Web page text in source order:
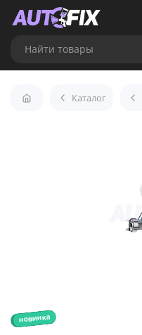
Найти товары
Каталог
новинка